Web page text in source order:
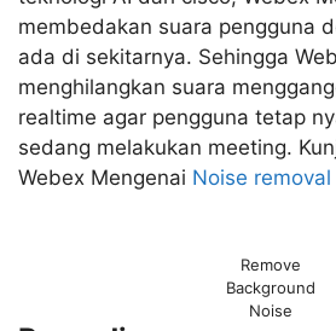
membedakan suara pengguna
ada di sekitarnya. Sehingga
menghilangkan suara
realtime agar pengguna tetap
sedang melakukan meeting.
Webex Mengenai Noise removal
Remove
Background
Noise